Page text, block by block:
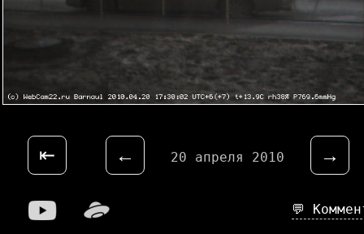
⇤ ← 20 апреля 2010 →
💬